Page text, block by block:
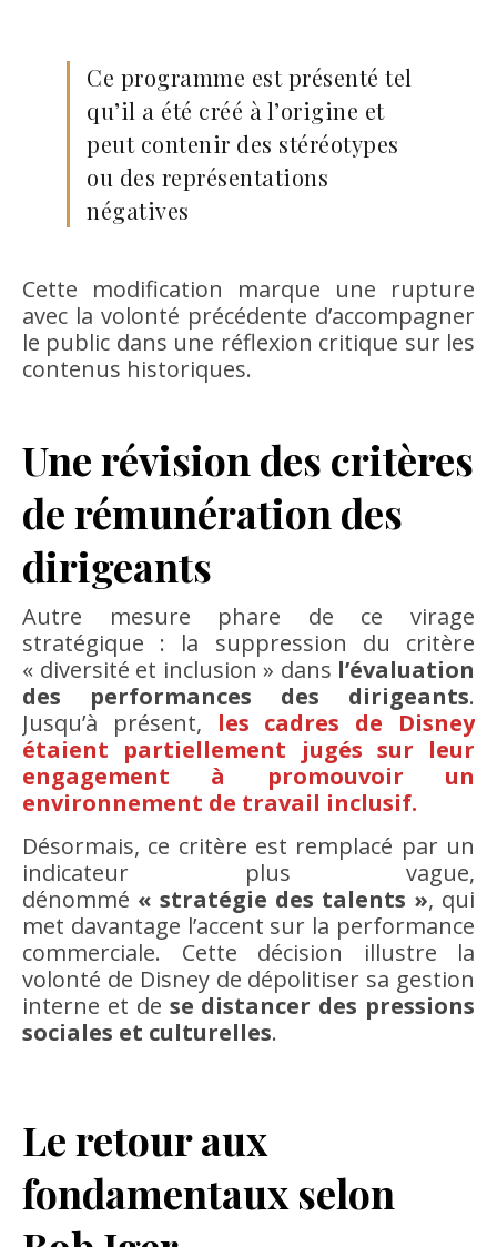
Ce programme est présenté tel
qu’il a été créé à l’origine et
peut contenir des stéréotypes
ou des représentations
négatives
Cette modification marque une rupture
avec la volonté précédente d’accompagner
le public dans une réflexion critique sur les
contenus historiques.
Une révision des critères
de rémunération des
dirigeants
Autre mesure phare de ce virage
stratégique : la suppression du critère
« diversité et inclusion » dans l’évaluation
des performances des dirigeants.
Jusqu’à présent, les cadres de Disney
étaient partiellement jugés sur leur
engagement à promouvoir un
environnement de travail inclusif.
Désormais, ce critère est remplacé par un
indicateur plus vague,
dénommé « stratégie des talents », qui
met davantage l’accent sur la performance
commerciale. Cette décision illustre la
volonté de Disney de dépolitiser sa gestion
interne et de se distancer des pressions
sociales et culturelles.
Le retour aux
fondamentaux selon